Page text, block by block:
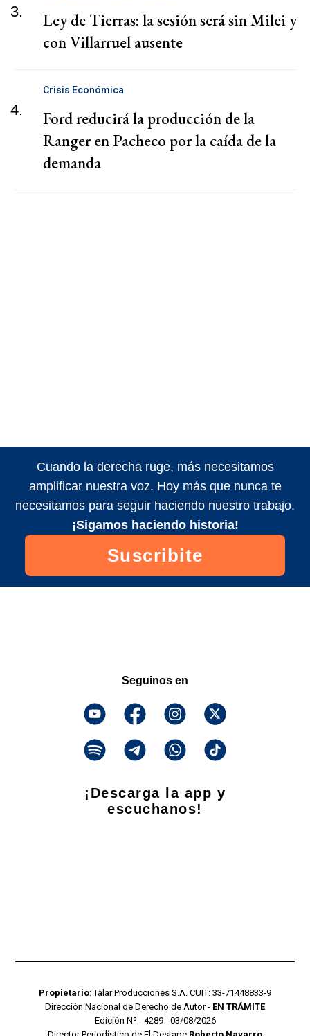
3.
Ley de Tierras: la sesión será sin Milei y
con Villarruel ausente
4.
Crisis Económica
Ford reducirá la producción de la
Ranger en Pacheco por la caída de la
demanda
Cuando la derecha ruge, más necesitamos
amplificar nuestra voz. Hoy más que nunca te
necesitamos para seguir haciendo nuestro trabajo.
¡Sigamos haciendo historia!
Suscribite
Seguinos en
¡Descarga la app y
escuchanos!
Propietario: Talar Producciones S.A. CUIT: 33-71448833-9
Dirección Nacional de Derecho de Autor - EN TRÁMITE
Edición Nº - 4289 - 03/08/2026